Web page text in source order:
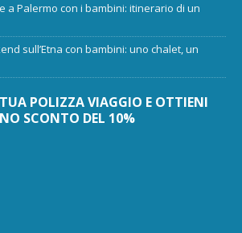
a Palermo con i bambini: itinerario di un
sull’Etna con bambini: uno chalet, un
POLIZZA VIAGGIO E OTTIENI
SCONTO DEL 10%